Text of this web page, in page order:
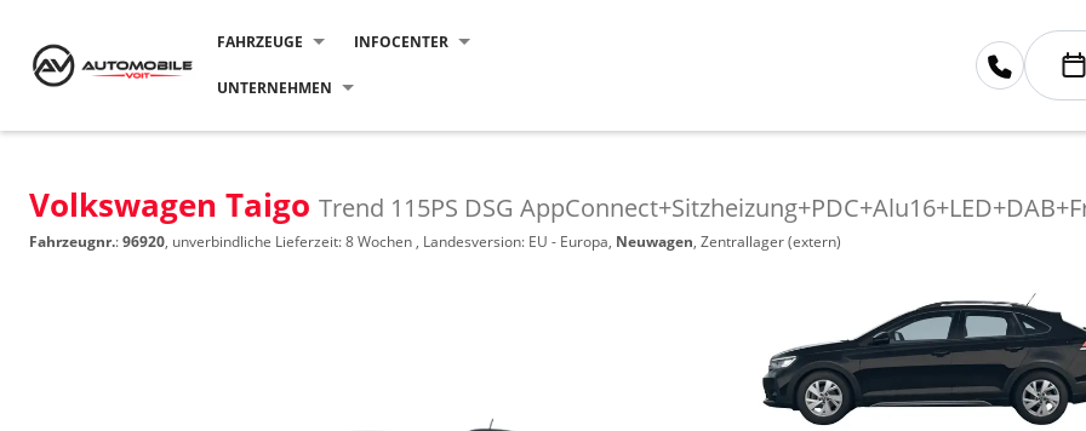
FAHRZEUGE INFOCENTER
UNTERNEHMEN
Volkswagen Taigo Trend 115PS DSG
Fahrzeugnr.:96920, unverbindliche Lieferzeit:8 Wochen , Landesversion: EU - Europa, Neuwagen, Zentrallager (extern)